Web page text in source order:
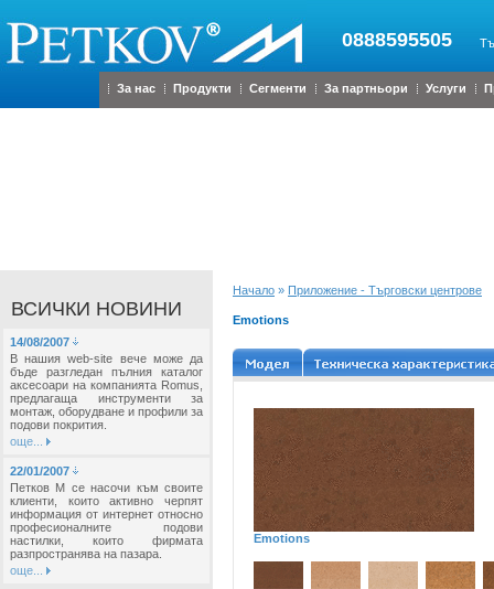
За нас Продукти Сегменти За партньори Услуги
ВСИЧКИ НОВИНИ
14/08/2007
В нашия web-site вече може да
бъде разгледан пълния каталог
аксесоари на компанията Romus,
предлагаща инструменти за
монтаж, оборудване и профили за
подови покрития.
още...
22/01/2007
Петков М се насочи към своите
клиенти, които активно черпят
информация от интернет относно
професионалните подови
настилки, които фирмата
разпространява на пазара.
още...
Начало » Приложение - Търговски центрове
Еmotions
Еmotions
0888595505